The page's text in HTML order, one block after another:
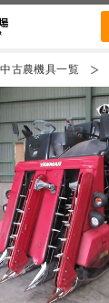
中古農機具一覧